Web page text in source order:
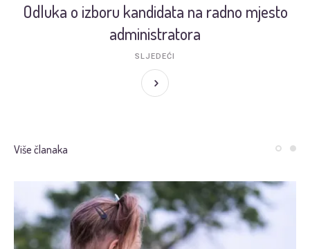
Odluka o izboru kandidata na radno mjesto
administratora
SLJEDEĆI
Više članaka